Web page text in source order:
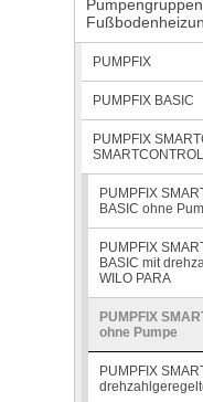
PUMPFIX
PUMPFIX BASIC
PUMPFIX
PUMPFIX
BASIC ohne
PUMPFIX
BASIC mit
WILO PARA
PUMPFIX
ohne Pumpe
PUMPFIX